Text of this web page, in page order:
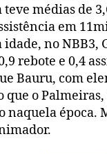
teve médias de
em
idade, no NBB3,
rebote e 0,4
Bauru, com
que o
naquela época.